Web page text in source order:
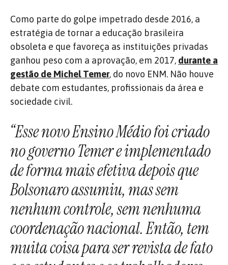
Como parte do golpe impetrado desde 2016, a
estratégia de tornar a educação brasileira
obsoleta e que favoreça as instituições privadas
ganhou peso com a aprovação, em 2017, durante a
gestão de Michel Temer, do novo ENM. Não houve
debate com estudantes, profissionais da área e
sociedade civil.
“Esse novo Ensino Médio foi criado
no governo Temer e implementado
de forma mais efetiva depois que
Bolsonaro assumiu, mas sem
nenhum controle, sem nenhuma
coordenação nacional. Então, tem
muita coisa para ser revista de fato